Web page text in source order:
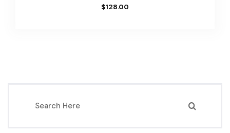
$128.00